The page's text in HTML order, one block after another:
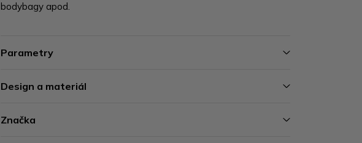
bodybagy apod.
Parametry
Design a materiál
Značka